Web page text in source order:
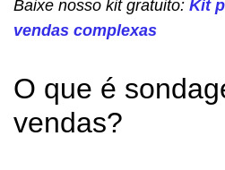
Baixe nosso kit gratuito: Kit
vendas complexas
O que é
vendas?